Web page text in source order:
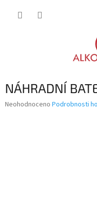
NÁHRADNÍ
Průměrné
Neohodnoceno Podrobnosti